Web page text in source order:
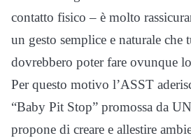
contatto fisico – è molto
un gesto semplice e naturale che
dovrebbero poter fare ovunque
Per questo motivo l’ASST
“Baby Pit Stop” promossa da
propone di creare e allestire